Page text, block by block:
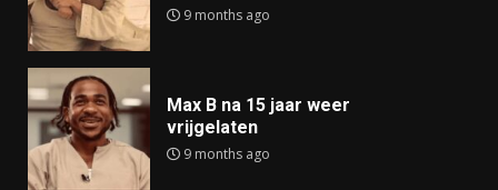
9 months ago
Max B na 15 jaar weer
vrijgelaten
9 months ago